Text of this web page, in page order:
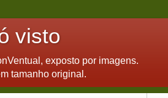
visto
exposto por imagens.
tamanho original.